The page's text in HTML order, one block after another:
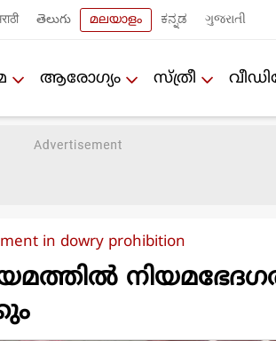
తెలుగు മലയാളം ಕನ್ನಡ ગુજરાતી
ആരോഗ്യം സ്ത്രീ
in dowry prohibition